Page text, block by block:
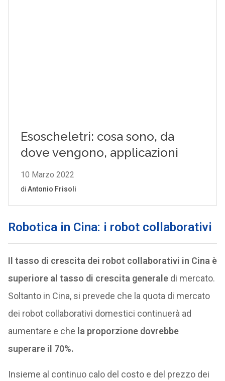
Robotica in Cina: i robot collaborativi
Il tasso di crescita dei robot collaborativi in Cina è
superiore al tasso di crescita generaledi mercato.
Soltanto in Cina, si prevede che la quota di mercato
dei robot collaborativi domestici continuerà ad
aumentare e che la proporzione dovrebbe
superare il 70%.
Insieme al continuo calo del costo e del prezzo dei